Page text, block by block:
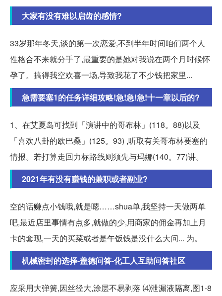
大家有没有难以启齿的感情?
33岁那年冬天,谈的第一次恋爱,不到半年时间咱们两个人
性格合不来就分手了,最重要的是她对我说在两个月时候怀
孕了。搞得我空欢喜一场,导致我花了不少钱把家里...
急需要塞1的任务详细攻略!急!急!急!十一章以后的?
1、在艾夏岛可找到「演讲中的哥布林」(118。88)以及
「喜欢八卦的欧巴桑」(125。93) ,听取有关哥布林要塞的
情报。若打算走回力标路线则须先与玛娜(140。77)讲。
2021年有没有赚钱的兼职或者副业?
空的话赚点小钱哦,就是嗯……shua单,我坚持一天做两单
吧,最近店里事情有点多,就做的少,用商家的佣金再加上月
卡的套现,一天的买菜或者是午饭钱是没什么大问... 为。
机械密封的选择-盖德问答-化工人互助问答社区
应采用大弹簧,因丝径大,涂层不易剥落 ⑷泄漏液隔离,图1-8